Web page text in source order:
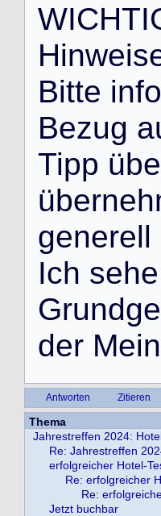
WICHTI
Hinweis
Bitte info
Bezug a
Tipp übe
überneh
generell
Ich sehe
Grundge
der Mein
Antworten Zitieren
Thema
Jahrestreffen 2024:
Re: Jahrestreffen
erfolgreicher Hotel-
Re: erfolgreicher
Re:
Jetzt buchbar